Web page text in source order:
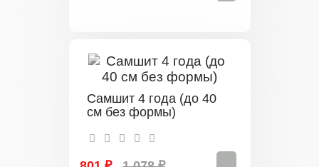
Самшит 4 года (до 40
см без формы)